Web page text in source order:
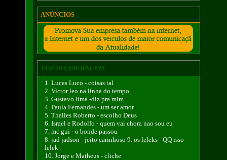
ANÚNCIOS
TOP 10 LIBERAL FM
1. Lucas Luco - coisas tal
2. Victor leo na linha do tempo
3. Gustavo lima -diz pra mim
4. Paula Fernandes - um ser amor
5. Thalles Roberto - escolho Deus
6. Israel e Rodolfo - quem vai chora nao sou eu
7. mc gui - o bonde passou
8. jad jadson - jeito carinhoso 9. os leleks - QQ isso
lelek
10. Jorge e Matheus - cliche